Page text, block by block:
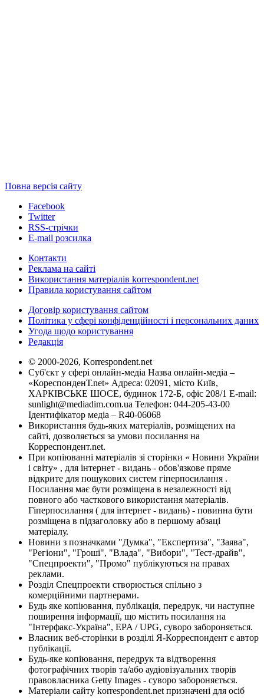
Повна версія сайту
Facebook
Twitter
RSS-стрічки
E-mail розсилка
Контакти
Реклама на сайті
Використання матеріалів korrespondent.net
Правила користування сайтом
Договір користування сайтом
Політика у сфері конфіденційності і персональних даних
Угода щодо користування
Редакція
© 2000-2026, Korrespondent.net
Суб'єкт у сфері онлайн-медіа Назва онлайн-медіа –
«КореспонденТ.net» Адреса: 02091, місто Київ,
ХАРКІВСЬКЕ ШОСЕ, будинок 172-Б, офіс 208/1 E-mail:
sunlight@mediadim.com.ua Телефон: 044-205-43-00
Ідентифікатор медіа – R40-06068
Використання будь-яких матеріалів, розміщених на
сайті, дозволяється за умови посилання на
Корреспондент.net.
При копіюванні матеріалів зі сторінки « Новини України
і світу» , для інтернет - видань - обов'язкове пряме
відкрите для пошукових систем гіперпосилання .
Посилання має бути розміщена в незалежності від
повного або часткового використання матеріалів.
Гіперпосилання ( для інтернет - видань) - повинна бути
розміщена в підзаголовку або в першому абзаці
матеріалу.
Новини з позначками "Думка", "Експертиза", "Заява",
"Регіони", "Гроші", "Влада", "Вибори", "Тест-драйв",
"Спецпроекти", "Промо" публікуються на правах
реклами.
Розділ Спецпроекти створюється спільно з
комерційними партнерами.
Будь яке копіювання, публікація, передрук, чи наступне
поширення інформації, що містить посилання на
"Інтерфакс-Україна", EPA / UPG, суворо забороняється.
Власник веб-сторінки в розділі Я-Корреспондент є автор
публікації.
Будь-яке копіювання, передрук та відтворення
фотографічних творів та/або аудіовізуальних творів
правовласника Getty Images - суворо забороняється.
Матеріали сайту korrespondent.net призначені для осіб